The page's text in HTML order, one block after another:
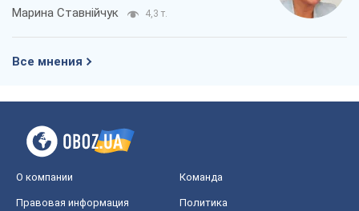
Марина Ставнійчук 4,3 т.
Все мнения
О компании Команда
Правовая информация
Политика